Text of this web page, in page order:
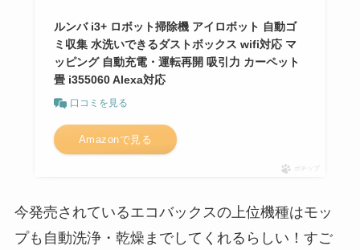
ルンバ i3+ ロボット掃除機 アイロボット 自動ゴ
ミ収集 水洗いできるダストボックス wifi対応 マ
ッピング 自動充電・運転再開 吸引力 カーペット
畳 i355060 Alexa対応
口コミを見る
Amazonで見る
ポチップ
今発売されているエコバックスの上位機種はモッ
プも自動洗浄・乾燥までしてくれるらしい！すご